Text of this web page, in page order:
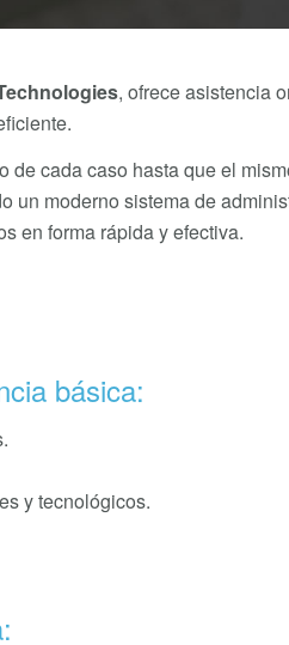
, ofrece asistencia
cada caso hasta que el
un moderno sistema de
en forma rápida y efectiva.
básica:
y tecnológicos.